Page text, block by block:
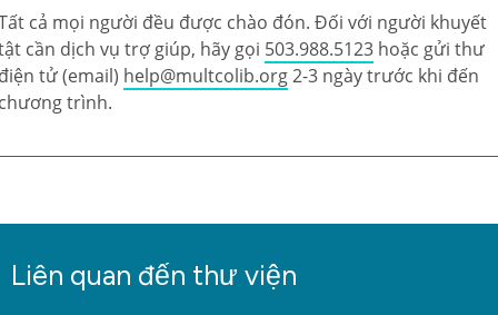
cả mọi người đều được chào đón. Đối với người khuyết
cần dịch vụ trợ giúp, hãy gọi 503.988.5123 hoặc gửi thư
tử (email) help@multcolib.org2-3 ngày trước khi đến
trình.
Liên quan đến thư viện